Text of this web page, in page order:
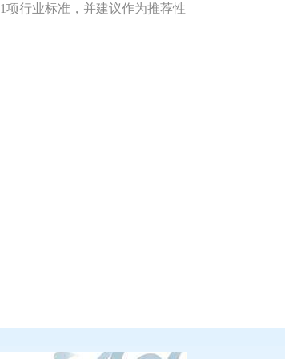
行业标准，并建议作为推荐性